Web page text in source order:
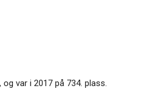
var i 2017 på 734. plass.